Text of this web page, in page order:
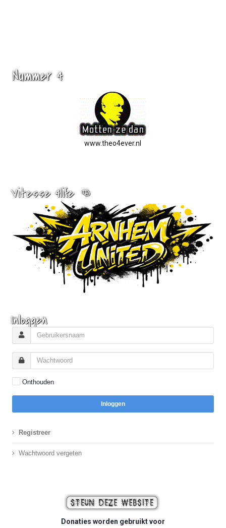
Nummer 4
www.theo4ever.nl
Vitesse 4life 👊
Inloggen
Onthouden
Inloggen
Registreer
Wachtwoord vergeten
Donaties worden gebruikt voor